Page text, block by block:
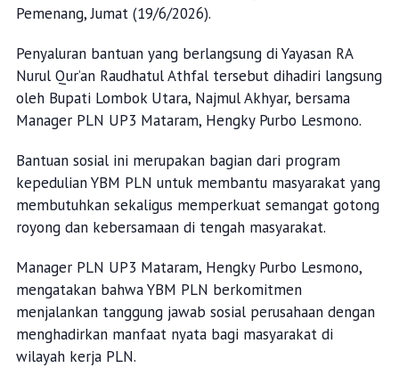
Pemenang, Jumat (19/6/2026).
Penyaluran bantuan yang berlangsung di Yayasan RA
Nurul Qur’an Raudhatul Athfal tersebut dihadiri langsung
oleh Bupati Lombok Utara, Najmul Akhyar, bersama
Manager PLN UP3 Mataram, Hengky Purbo Lesmono.
Bantuan sosial ini merupakan bagian dari program
kepedulian YBM PLN untuk membantu masyarakat yang
membutuhkan sekaligus memperkuat semangat gotong
royong dan kebersamaan di tengah masyarakat.
Manager PLN UP3 Mataram, Hengky Purbo Lesmono,
mengatakan bahwa YBM PLN berkomitmen
menjalankan tanggung jawab sosial perusahaan dengan
menghadirkan manfaat nyata bagi masyarakat di
wilayah kerja PLN.